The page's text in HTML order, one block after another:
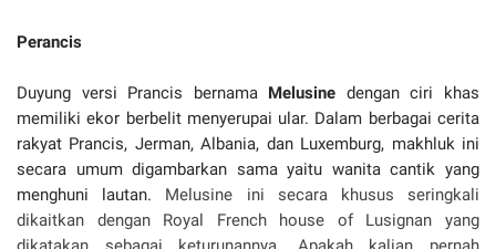
Perancis
Duyung versi Prancis bernama Melusine dengan ciri khas
memiliki ekor berbelit menyerupai ular. Dalam berbagai cerita
rakyat Prancis, Jerman, Albania, dan Luxemburg, makhluk ini
secara umum digambarkan sama yaitu wanita cantik yang
menghuni lautan. Melusine ini secara khusus seringkali
dikaitkan dengan Royal French house of Lusignan yang